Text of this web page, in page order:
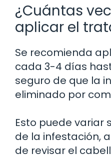
¿Cuántas
aplicar el
Se recomienda
cada 3-4 días
seguro de que la
eliminado por
Esto puede variar
de la infestación,
de revisar el